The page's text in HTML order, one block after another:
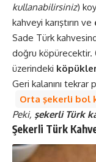
kullanabilirsiniz)
kahveyi karıştırın ve
Sade Türk
doğru köpürecektir.
üzerindeki
Geri kalanını tekrar
Orta şekerli bol
Peki, şekerli Türk
Şekerli Türk